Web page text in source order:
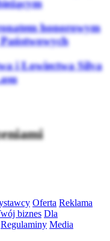
honorowym
i Łowiectwa Silva
Oferta Reklama
biznes Dla
Regulaminy Media